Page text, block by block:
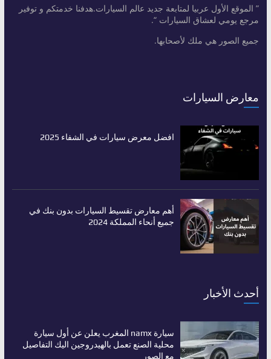
” الموقع الأول عربيا لمتابعة جديد عالم السيارات.هدفنا خدمتكم و توفير
مرجع يومي لعشاق السيارات “.
جميع الصور هي ملك لأصحابها.
معارض السيارات
افضل معرض سيارات في الشفاء 2025
أهم معارض تقسيط السيارات بدون بنك في
جميع أنحاء المملكة 2024
أحدث الأخبار
سيارة namx المغرب يعلن عن أول سيارة
محلية الصنع تعمل بالهيدروجين اليك التفاصيل
مع الصور